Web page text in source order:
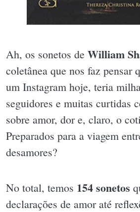
Ah, os sonetos de William
coletânea que nos faz pensar
um Instagram hoje, teria
seguidores e muitas curtidas
sobre amor, dor e, claro, o
Preparados para a viagem
desamores?
No total, temos 154 sonetos
declarações de amor até